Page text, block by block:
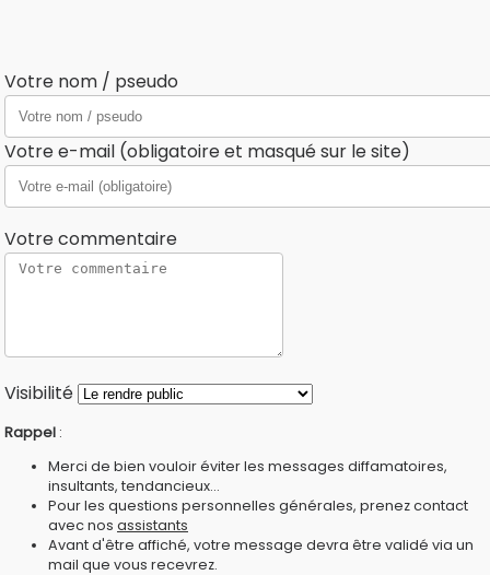
Votre nom / pseudo
Votre e-mail (obligatoire et masqué sur le site)
Votre commentaire
Visibilité
Rappel :
Merci de bien vouloir éviter les messages diffamatoires,
insultants, tendancieux...
Pour les questions personnelles générales, prenez contact
avec nos assistants
Avant d'être affiché, votre message devra être validé via un
mail que vous recevrez.